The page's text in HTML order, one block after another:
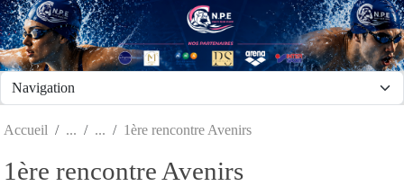
Accueil 1ère rencontre Avenirs
1ère rencontre Avenirs
Panneau de gestion des cookies